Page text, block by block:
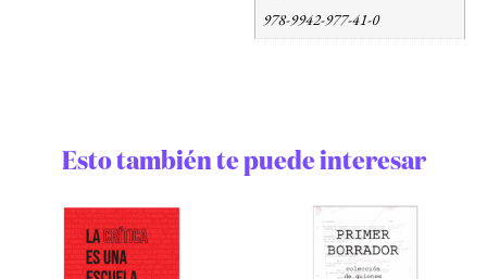
978-9942-977-41-0
Esto también te puede interesar